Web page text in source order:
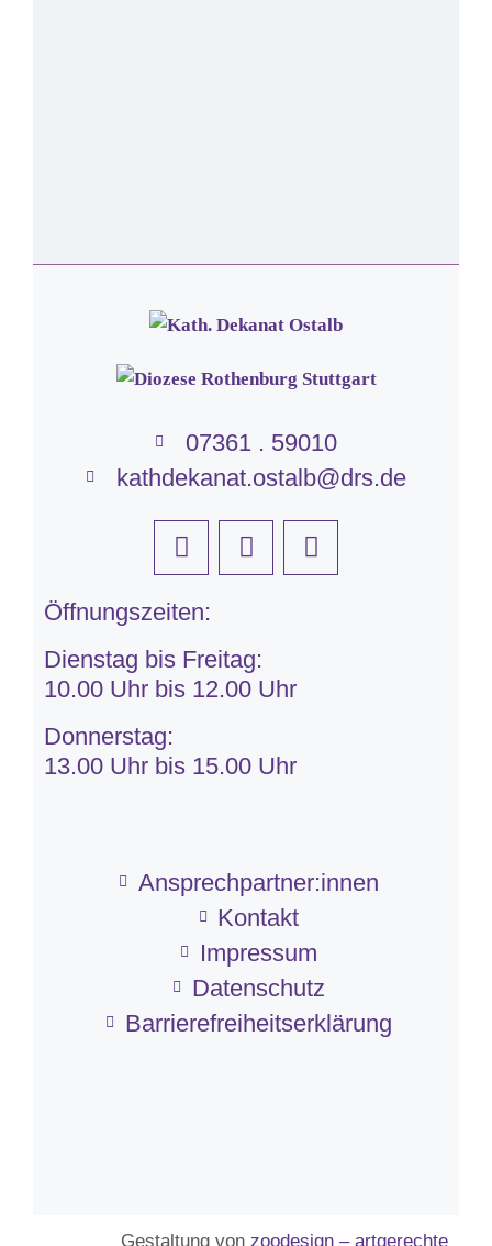
07361 . 59010
kathdekanat.ostalb@drs.de
Öffnungszeiten:
Dienstag bis Freitag:
10.00 Uhr bis 12.00 Uhr
Donnerstag:
13.00 Uhr bis 15.00 Uhr
Ansprechpartner:innen
Kontakt
Impressum
Datenschutz
Barriere­frei­heits­erklärung
Gestaltung von zoodesign – artgerechte